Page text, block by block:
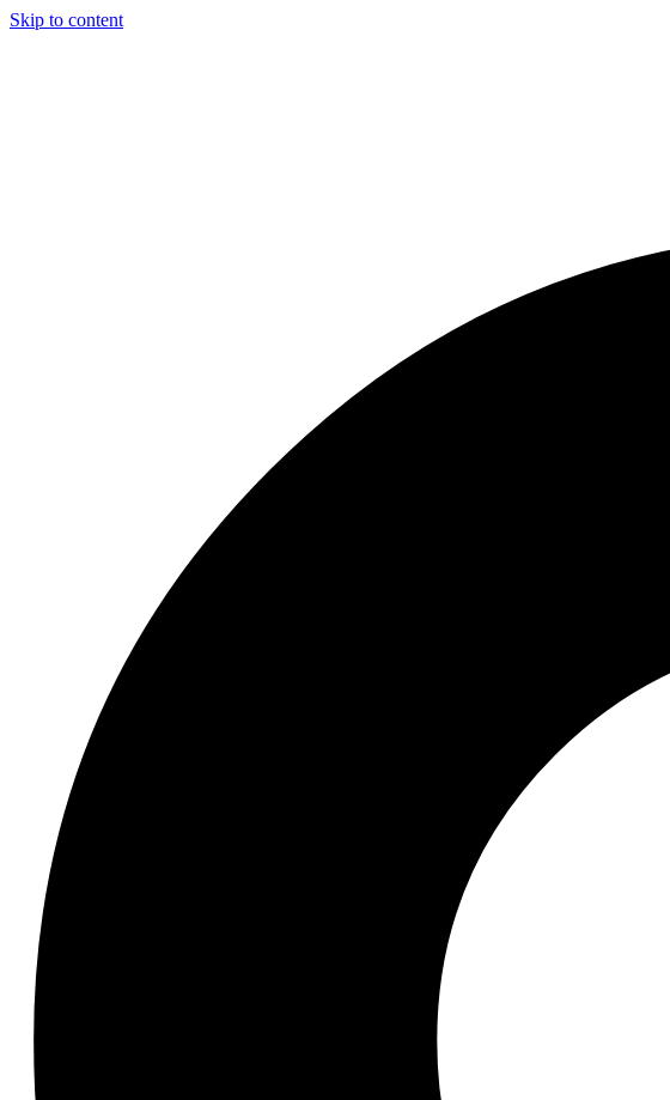
Skip to content